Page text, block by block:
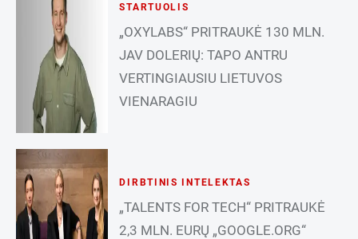
STARTUOLIS
„OXYLABS“ PRITRAUKĖ 130 MLN.
JAV DOLERIŲ: TAPO ANTRU
VERTINGIAUSIU LIETUVOS
VIENARAGIU
DIRBTINIS INTELEKTAS
„TALENTS FOR TECH“ PRITRAUKĖ
2,3 MLN. EURŲ „GOOGLE.ORG“